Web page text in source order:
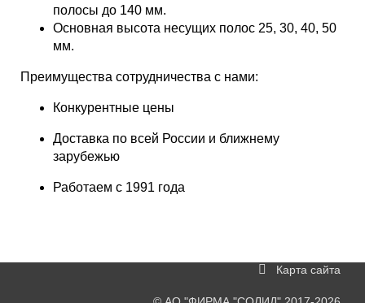
полосы до 140 мм.
Основная высота несущих полос 25, 30, 40, 50
мм.
Преимущества сотрудничества с нами:
Конкурентные цены
Доставка по всей России и ближнему
зарубежью
Работаем с 1991 года
Карта сайта